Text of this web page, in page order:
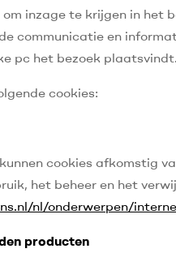
inzage te krijgen in
communicatie en
pc het bezoek plaatsvindt.
cookies:
cookies afkomstig
het beheer en het
nl/onderwerpen/
producten